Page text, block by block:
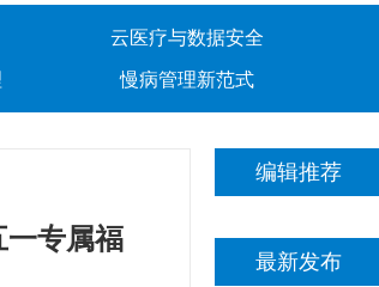
云医疗与数据安全
慢病管理新范式
专属福
编辑推荐
最新发布